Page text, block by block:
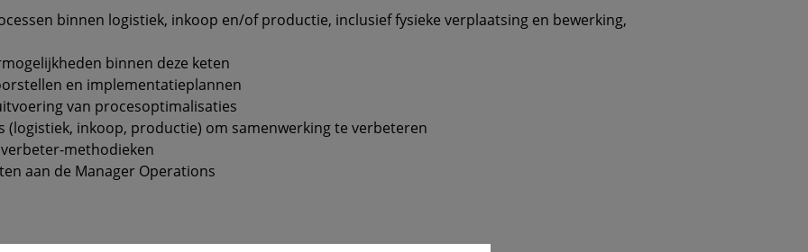
binnen logistiek, inkoop en/of productie, inclusief fysieke verplaatsing en bewerking,
binnen deze keten
en implementatieplannen
van procesoptimalisaties
(logistiek, inkoop, productie) om samenwerking te verbeteren
methodieken
aan de Manager Operations